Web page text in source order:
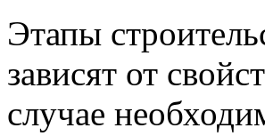
Этапы
зависят от
случае